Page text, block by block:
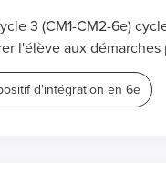
3 (CM1-CM2-6e)
l'élève aux
d'intégration en 6e